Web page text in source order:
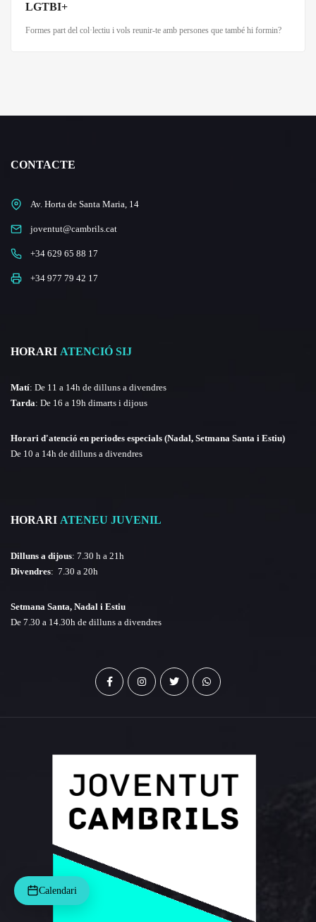
LGTBI+
Formes part del col·lectiu i vols reunir-te amb persones que també hi formin?
CONTACTE
Av. Horta de Santa Maria, 14
joventut@cambrils.cat
+34 629 65 88 17
+34 977 79 42 17
HORARI ATENCIÓ SIJ
Matí: De 11 a 14h de dilluns a divendres
Tarda: De 16 a 19h dimarts i dijous
Horari d'atenció en periodes especials (Nadal, Setmana Santa i Estiu)
De 10 a 14h de dilluns a divendres
HORARI ATENEU JUVENIL
Dilluns a dijous: 7.30 h a 21h
Divendres: 7.30 a 20h
Setmana Santa, Nadal i Estiu
De 7.30 a 14.30h de dilluns a divendres
Calendari